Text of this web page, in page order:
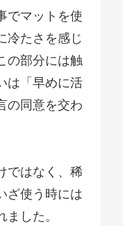
でマットを使
冷たさを感じ
の部分には触
は「早めに活
の同意を交わ
ではなく、稀
ざ使う時には
した。